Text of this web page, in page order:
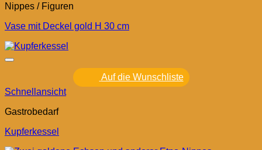
Nippes / Figuren
Vase mit Deckel gold H 30 cm
Auf die Wunschliste
Schnellansicht
Gastrobedarf
Kupferkessel